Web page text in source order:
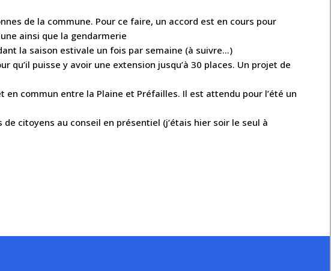
de la commune. Pour ce faire, un accord est en cours pour
ainsi que la gendarmerie
la saison estivale un fois par semaine (à suivre…)
qu’il puisse y avoir une extension jusqu’à 30 places. Un projet de
commun entre la Plaine et Préfailles. Il est attendu pour l’été un
citoyens au conseil en présentiel (j’étais hier soir le seul à